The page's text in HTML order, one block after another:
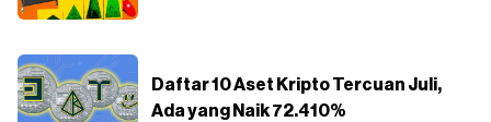
Daftar 10 Aset Kripto Tercuan Juli,
Ada yang Naik 72.410%